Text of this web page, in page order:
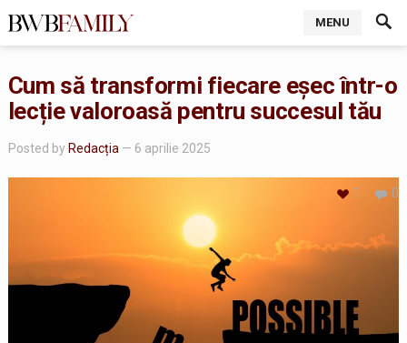
MENU
Cum să transformi fiecare eșec într-o
lecție valoroasă pentru succesul tău
Posted by Redacția — 6 aprilie 2025
0
1